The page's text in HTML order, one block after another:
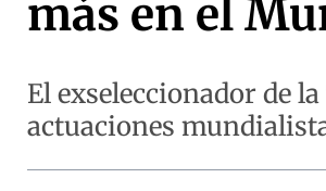
más en el
El exseleccionador de
actuaciones